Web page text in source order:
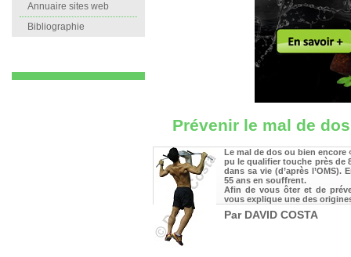
Annuaire sites web
Bibliographie
Prévenir le mal de dos
Le mal de dos ou bien encore
pu le qualifier touche près de
dans sa vie (d’après l’OMS).
55 ans en souffrent.
Afin de vous ôter et de
vous explique une des
Par DAVID COSTA